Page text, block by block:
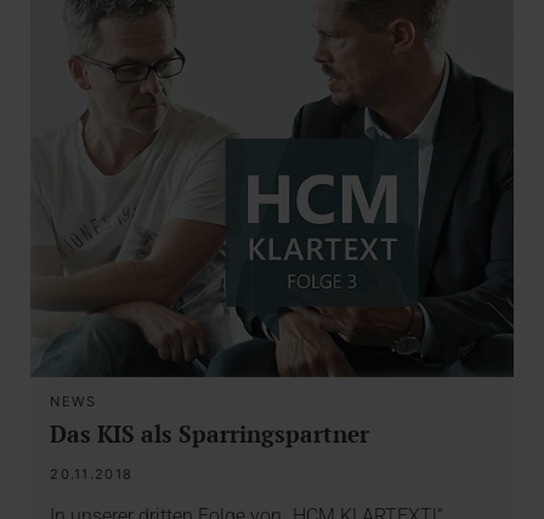
NEWS
Das KIS als Sparringspartner
20.11.2018